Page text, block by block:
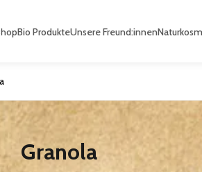
Bio ProdukteUnsere Freund:innen
Granola